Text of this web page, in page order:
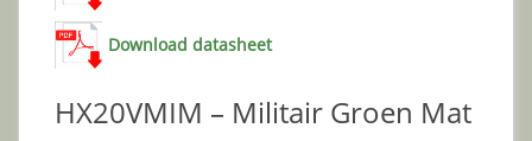
Download datasheet
HX20VMIM – Militair Groen Mat